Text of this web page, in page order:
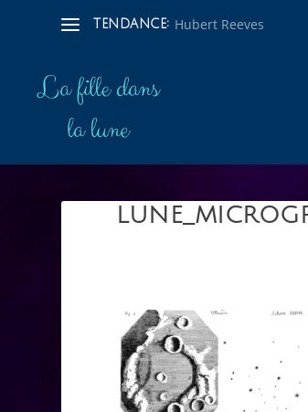
TENDANCE: Hubert Reeves